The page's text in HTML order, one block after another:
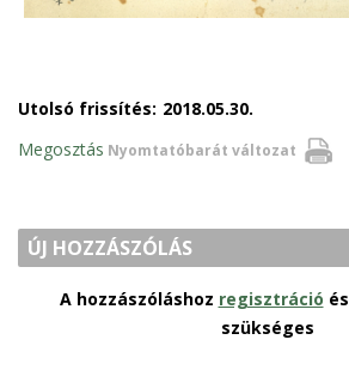
Utolsó frissítés: 2018.05.30.
Nyomtatóbarát változat
Megosztás
ÚJ HOZZÁSZÓLÁS
A hozzászóláshoz regisztráció és
szükséges